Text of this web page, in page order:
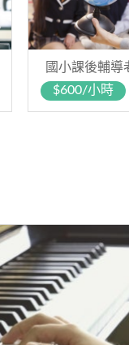
國小課後輔導
$600/小時